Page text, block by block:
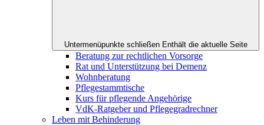
Untermenüpunkte schließen Enthält die aktuelle Seite
Beratung zur rechtlichen Vorsorge
Rat und Unterstützung bei Demenz
Wohnberatung
Pflegestammtische
Kurs für pflegende Angehörige
VdK-Ratgeber und Pflegegradrechner
Leben mit Behinderung